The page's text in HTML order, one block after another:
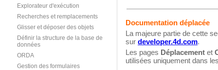
Explorateur d'exécution
Recherches et remplacements
Glisser et déposer des objets
Définir la structure de la base de
données
ORDA
Gestion des formulaires
Documentation déplacée
La majeure partie de cette
sur developer.4d.com.
Les pages Déplacement et
utilisées uniquement dans